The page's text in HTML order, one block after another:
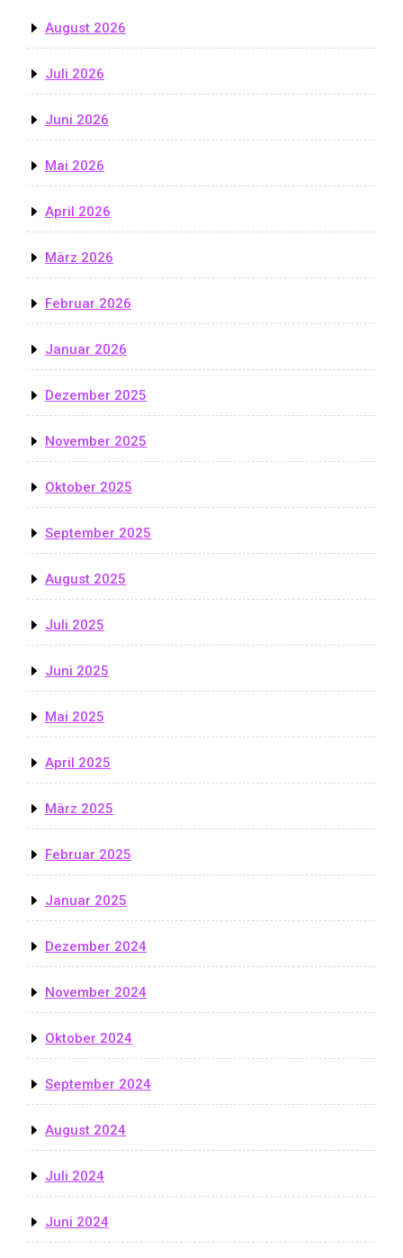
August 2026
Juli 2026
Juni 2026
Mai 2026
April 2026
März 2026
Februar 2026
Januar 2026
Dezember 2025
November 2025
Oktober 2025
September 2025
August 2025
Juli 2025
Juni 2025
Mai 2025
April 2025
März 2025
Februar 2025
Januar 2025
Dezember 2024
November 2024
Oktober 2024
September 2024
August 2024
Juli 2024
Juni 2024